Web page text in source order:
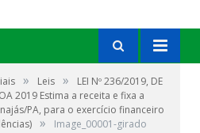
» Leis »
LEI Nº 236/2019, DE
2019 Estima a receita e fixa a
PA, para o exercício financeiro
» Image_00001-girado